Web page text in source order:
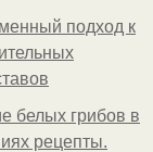
подход к
белых грибов в
рецепты.